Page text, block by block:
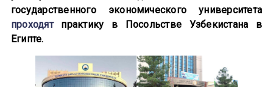
государственного экономического университета
проходятпрактику в Посольстве Узбекистана в
Египте.